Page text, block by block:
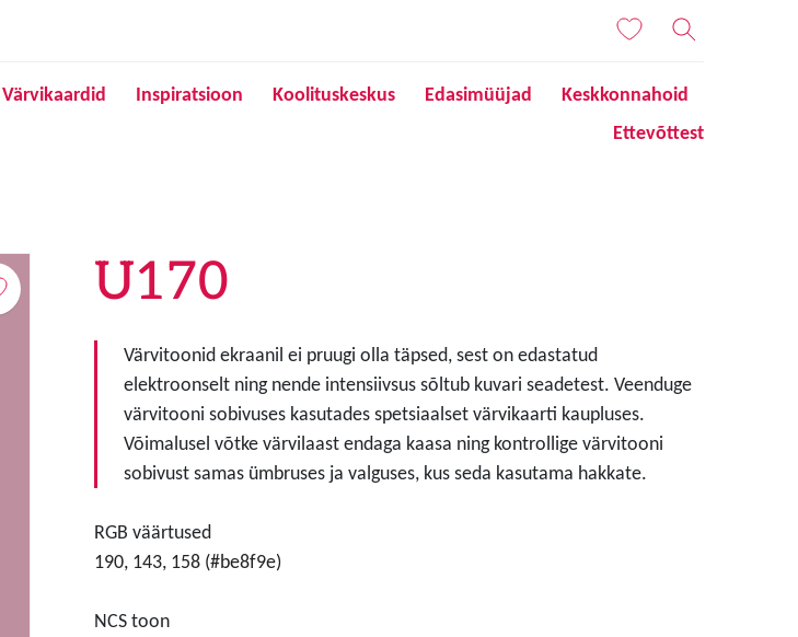
Värvikaardid Inspiratsioon Koolituskeskus Edasimüüjad
Keskkonnahoid
Ettevõttest
U170
Värvitoonid ekraanil ei pruugi olla täpsed, sest on edastatud
elektroonselt ning nende intensiivsus sõltub kuvari seadetest. Veenduge
värvitooni sobivuses kasutades spetsiaalset värvikaarti kaupluses.
Võimalusel võtke värvilaast endaga kaasa ning kontrollige värvitooni
sobivust samas ümbruses ja valguses, kus seda kasutama hakkate.
RGB väärtused
190, 143, 158 (#be8f9e)
NCS toon